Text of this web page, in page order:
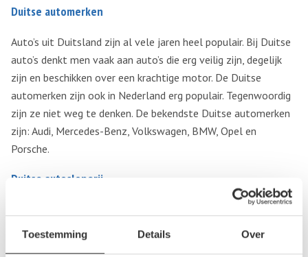
Toestemming Details Over
Duitse automerken
Auto’s uit Duitsland zijn al vele jaren heel populair. Bij Duitse
auto’s denkt men vaak aan auto’s die erg veilig zijn, degelijk
zijn en beschikken over een krachtige motor. De Duitse
automerken zijn ook in Nederland erg populair. Tegenwoordig
zijn ze niet weg te denken. De bekendste Duitse automerken
zijn: Audi, Mercedes-Benz, Volkswagen, BMW, Opel en
Porsche.
Duitse autosloperij
Als u een sloopauto heeft en daar vanaf wilt, komt een
autosloperij in aanmerking voor deze auto. Een autosloperij
kan uw auto slopen, waardoor u ervan af kunt zijn. Bij een